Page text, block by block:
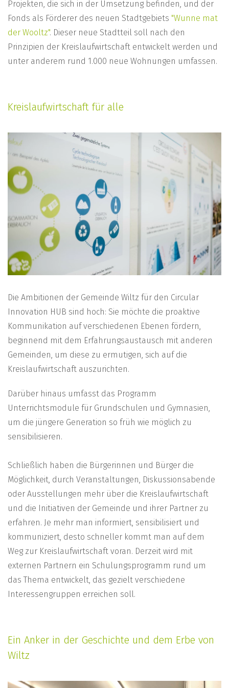
Projekten, die sich in der Umsetzung befinden, und der
Fonds als Förderer des neuen Stadtgebiets "Wunne mat
der Wooltz". Dieser neue Stadtteil soll nach den
Prinzipien der Kreislaufwirtschaft entwickelt werden und
unter anderem rund 1.000 neue Wohnungen umfassen.
Kreislaufwirtschaft für alle
Die Ambitionen der Gemeinde Wiltz für den Circular
Innovation HUB sind hoch: Sie möchte die proaktive
Kommunikation auf verschiedenen Ebenen fördern,
beginnend mit dem Erfahrungsaustausch mit anderen
Gemeinden, um diese zu ermutigen, sich auf die
Kreislaufwirtschaft auszurichten.
Darüber hinaus umfasst das Programm
Unterrichtsmodule für Grundschulen und Gymnasien,
um die jüngere Generation so früh wie möglich zu
sensibilisieren.
Schließlich haben die Bürgerinnen und Bürger die
Möglichkeit, durch Veranstaltungen, Diskussionsabende
oder Ausstellungen mehr über die Kreislaufwirtschaft
und die Initiativen der Gemeinde und ihrer Partner zu
erfahren. Je mehr man informiert, sensibilisiert und
kommuniziert, desto schneller kommt man auf dem
Weg zur Kreislaufwirtschaft voran. Derzeit wird mit
externen Partnern ein Schulungsprogramm rund um
das Thema entwickelt, das gezielt verschiedene
Interessengruppen erreichen soll.
Ein Anker in der Geschichte und dem Erbe von
Wiltz